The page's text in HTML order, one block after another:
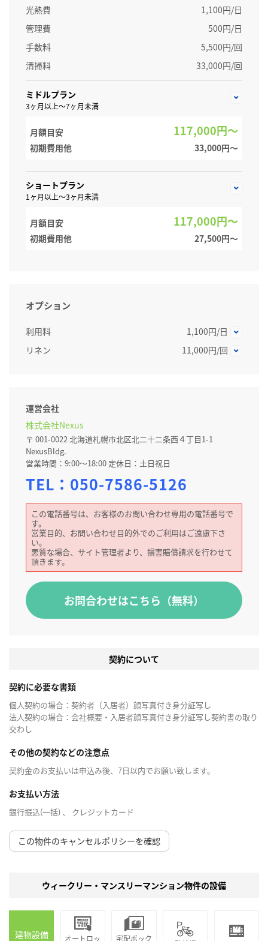
光熱費
1,100円/日
管理費
500円/日
手数料
5,500円/回
清掃料
33,000円/回
ミドルプラン
3ヶ月以上～7ヶ月未満
月額目安 117,000円～
初期費用他 33,000円〜
ショートプラン
1ヶ月以上～3ヶ月未満
月額目安 117,000円～
初期費用他 27,500円〜
オプション
利用料
1,100円/日
リネン
11,000円/回
運営会社
株式会社Nexus
〒 001-0022 北海道札幌市北区北二十二条西４丁目1-1
NexusBldg.
営業時間：9:00～18:00 定休日：土日祝日
TEL： 050-7586-5126
この電話番号は、お客様のお問い合わせ専用の電話番号で
す。
営業目的、お問い合わせ目的外でのご利用はご遠慮下さ
い。
悪質な場合、サイト管理者より、損害賠償請求を行わせて
頂きます。
お問合わせはこちら（無料）
契約について
契約に必要な書類
個人契約の場合：契約者（入居者）顔写真付き身分証写し
法人契約の場合：会社概要・入居者顔写真付き身分証写し契約書の取り
交わし
その他の契約などの注意点
契約金のお支払いは申込み後、7日以内でお願い致します。
お支払い方法
銀行振込(一括) 、 クレジットカード
この物件のキャンセルポリシーを確認
ウィークリー・マンスリーマンション物件の設備
建物設備 オートロッ 宅配ボック